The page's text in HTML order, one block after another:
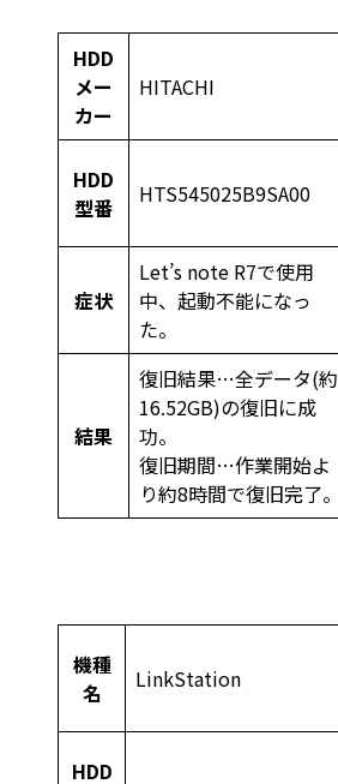
HDD
メー
カー
HITACHI
HDD
型番
HTS545025B9SA00
症状
Let’s note R7で使用
中、起動不能になっ
た。
結果
復旧結果…全データ(約
16.52GB)の復旧に成
功。
復旧期間…作業開始よ
り約8時間で復旧完了。
機種
名
LinkStation
HDD